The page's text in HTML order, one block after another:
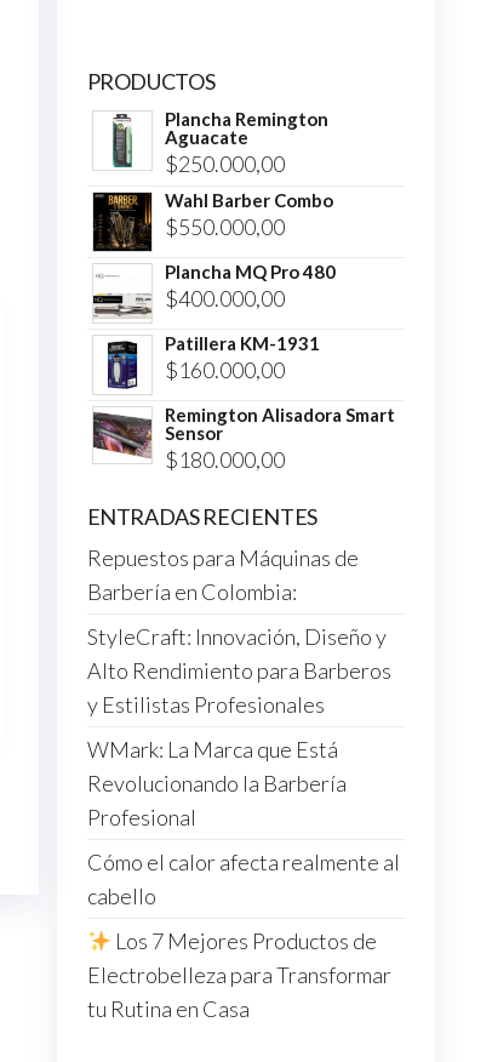
PRODUCTOS
Plancha Remington
Aguacate
$250.000,00
Wahl Barber Combo
$550.000,00
Plancha MQ Pro 480
$400.000,00
Patillera KM-1931
$160.000,00
Remington Alisadora Smart
Sensor
$180.000,00
ENTRADAS RECIENTES
Repuestos para Máquinas de
Barbería en Colombia:
StyleCraft: Innovación, Diseño y
Alto Rendimiento para Barberos
y Estilistas Profesionales
WMark: La Marca que Está
Revolucionando la Barbería
Profesional
Cómo el calor afecta realmente al
cabello
Los 7 Mejores Productos de
Electrobelleza para Transformar
tu Rutina en Casa